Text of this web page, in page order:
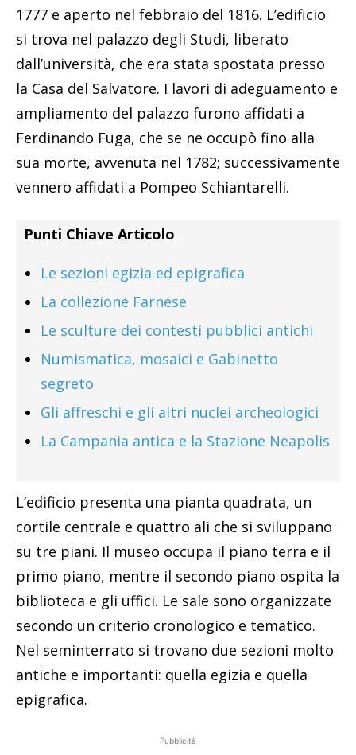
1777 e aperto nel febbraio del 1816. L’edificio
si trova nel palazzo degli Studi, liberato
dall’università, che era stata spostata presso
la Casa del Salvatore. I lavori di adeguamento e
ampliamento del palazzo furono affidati a
Ferdinando Fuga, che se ne occupò fino alla
sua morte, avvenuta nel 1782; successivamente
vennero affidati a Pompeo Schiantarelli.
Punti Chiave Articolo
Le sezioni egizia ed epigrafica
La collezione Farnese
Le sculture dei contesti pubblici antichi
Numismatica, mosaici e Gabinetto
segreto
Gli affreschi e gli altri nuclei archeologici
La Campania antica e la Stazione Neapolis
L’edificio presenta una pianta quadrata, un
cortile centrale e quattro ali che si sviluppano
su tre piani. Il museo occupa il piano terra e il
primo piano, mentre il secondo piano ospita la
biblioteca e gli uffici. Le sale sono organizzate
secondo un criterio cronologico e tematico.
Nel seminterrato si trovano due sezioni molto
antiche e importanti: quella egizia e quella
epigrafica.
Pubblicità